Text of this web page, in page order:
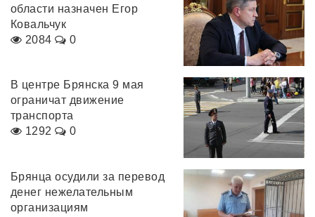
области назначен Егор
Ковальчук
2084
0
В центре Брянска 9 мая
ограничат движение
транспорта
1292
0
Брянца осудили за перевод
денег нежелательным
организациям